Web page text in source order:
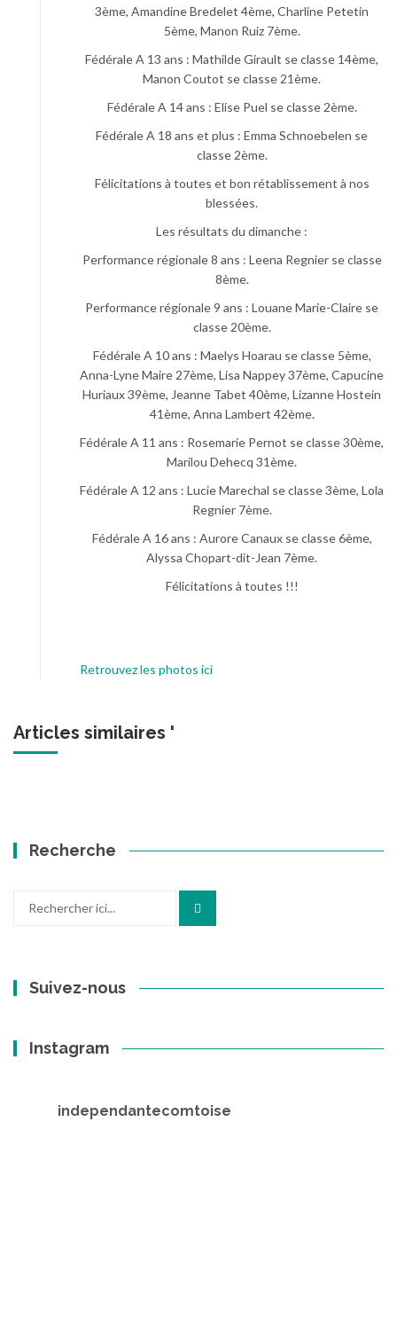
3ème, Amandine Bredelet 4ème, Charline Petetin
5ème, Manon Ruiz 7ème.
Fédérale A 13 ans : Mathilde Girault se classe 14ème,
Manon Coutot se classe 21ème.
Fédérale A 14 ans : Elise Puel se classe 2ème.
Fédérale A 18 ans et plus : Emma Schnoebelen se
classe 2ème.
Félicitations à toutes et bon rétablissement à nos
blessées.
Les résultats du dimanche :
Performance régionale 8 ans : Leena Regnier se classe
8ème.
Performance régionale 9 ans : Louane Marie-Claire se
classe 20ème.
Fédérale A 10 ans : Maelys Hoarau se classe 5ème,
Anna-Lyne Maire 27ème, Lisa Nappey 37ème, Capucine
Huriaux 39ème, Jeanne Tabet 40ème, Lizanne Hostein
41ème, Anna Lambert 42ème.
Fédérale A 11 ans : Rosemarie Pernot se classe 30ème,
Marilou Dehecq 31ème.
Fédérale A 12 ans : Lucie Marechal se classe 3ème, Lola
Regnier 7ème.
Fédérale A 16 ans : Aurore Canaux se classe 6ème,
Alyssa Chopart-dit-Jean 7ème.
Félicitations à toutes !!!
Retrouvez les photos ici
Articles similaires '
Recherche
Suivez-nous
Instagram
independantecomtoise